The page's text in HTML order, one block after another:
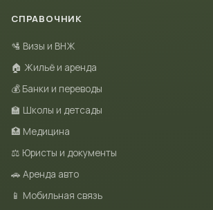
СПРАВОЧНИК
🛂 Визы и ВНЖ
🏠 Жильё и аренда
💰 Банки и переводы
🏫 Школы и детсады
🏥 Медицина
⚖️ Юристы и документы
🚗 Аренда авто
📱 Мобильная связь